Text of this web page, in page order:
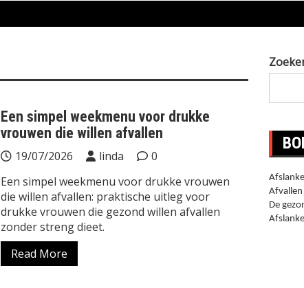
Een simpel weekmenu voor drukke
vrouwen die willen afvallen
19/07/2026 linda
0
Een simpel weekmenu voor drukke vrouwen
die willen afvallen: praktische uitleg voor
drukke vrouwen die gezond willen afvallen
zonder streng dieet.
Read More
De